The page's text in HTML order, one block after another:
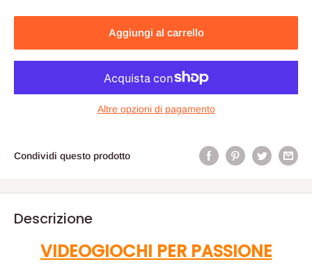
Aggiungi al carrello
Altre opzioni di pagamento
Condividi questo prodotto
Descrizione
VIDEOGIOCHI PER PASSIONE